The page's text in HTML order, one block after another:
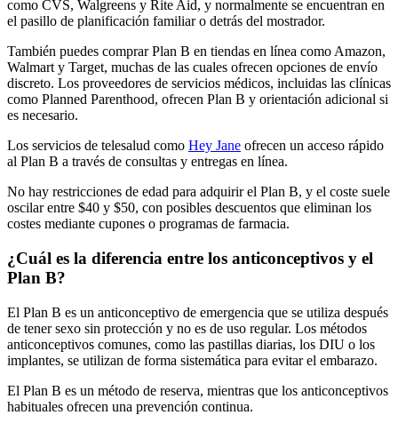
como CVS, Walgreens y Rite Aid, y normalmente se encuentran en
el pasillo de planificación familiar o detrás del mostrador.
También puedes comprar Plan B en tiendas en línea como Amazon,
Walmart y Target, muchas de las cuales ofrecen opciones de envío
discreto. Los proveedores de servicios médicos, incluidas las clínicas
como Planned Parenthood, ofrecen Plan B y orientación adicional si
es necesario.
Los servicios de telesalud como Hey Jane ofrecen un acceso rápido
al Plan B a través de consultas y entregas en línea.
No hay restricciones de edad para adquirir el Plan B, y el coste suele
oscilar entre $40 y $50, con posibles descuentos que eliminan los
costes mediante cupones o programas de farmacia.
¿Cuál es la diferencia entre los anticonceptivos y el
Plan B?
El Plan B es un anticonceptivo de emergencia que se utiliza después
de tener sexo sin protección y no es de uso regular. Los métodos
anticonceptivos comunes, como las pastillas diarias, los DIU o los
implantes, se utilizan de forma sistemática para evitar el embarazo.
El Plan B es un método de reserva, mientras que los anticonceptivos
habituales ofrecen una prevención continua.